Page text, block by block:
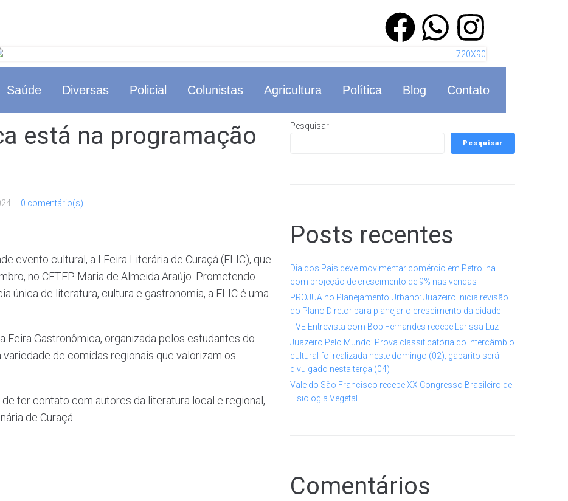
Saúde Diversas Policial Colunistas Agricultura Política Blog Contato
está na programação
0 comentário(s)
evento cultural, a I Feira Literária de Curaçá (FLIC), que
no CETEP Maria de Almeida Araújo. Prometendo
única de literatura, cultura e gastronomia, a FLIC é uma
Feira Gastronômica, organizada pelos estudantes do
variedade de comidas regionais que valorizam os
ter contato com autores da literatura local e regional,
de Curaçá.
Pesquisar
Pesquisar
Posts recentes
Dia dos Pais deve movimentar comércio em Petrolina
com projeção de crescimento de 9% nas vendas
PROJUA no Planejamento Urbano: Juazeiro inicia revisão
do Plano Diretor para planejar o crescimento da cidade
TVE Entrevista com Bob Fernandes recebe Larissa Luz
Juazeiro Pelo Mundo: Prova classificatória do intercâmbio
cultural foi realizada neste domingo (02); gabarito será
divulgado nesta terça (04)
Vale do São Francisco recebe XX Congresso Brasileiro de
Fisiologia Vegetal
Comentários